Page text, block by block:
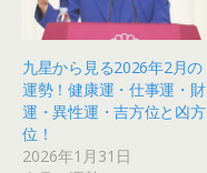
九星から見る2026年2月の
運勢！健康運・仕事運・財
運・異性運・吉方位と凶方
位！
2026年1月31日